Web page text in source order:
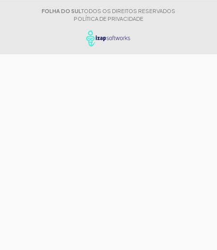
FOLHA DO SUL TODOS OS DIREITOS RESERVADOS
POLÍTICA DE PRIVACIDADE